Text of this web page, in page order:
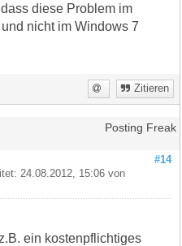
diese Problem im
nicht im Windows 7
Zitieren
Posting Freak
#14
24.08.2012, 15:06 von
ein kostenpflichtiges